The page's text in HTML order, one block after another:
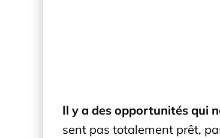
Il y a des opportunités qui
sent pas totalement prêt,